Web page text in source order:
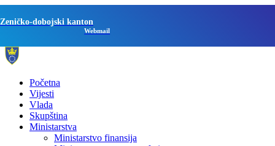
Zeničko-dobojski kanton
Webmail
Početna
Vijesti
Vlada
Skupština
Ministarstva
Ministarstvo finansija